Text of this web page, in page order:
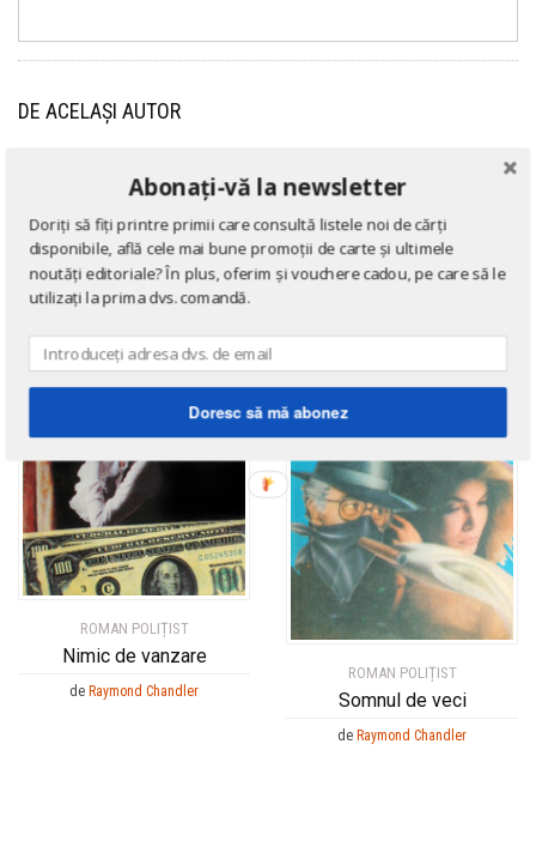
DE ACELAȘI AUTOR
ROMAN POLIȚIST
Nimic de vanzare
de Raymond Chandler
ROMAN POLIȚIST
Somnul de veci
de Raymond Chandler
Abonați-vă la newsletter
Doriți să fiți printre primii care consultă listele noi de cărți
disponibile, află cele mai bune promoții de carte și ultimele
noutăți editoriale? În plus, oferim și vouchere cadou, pe care să le
utilizați la prima dvs. comandă.
Doresc să mă abonez